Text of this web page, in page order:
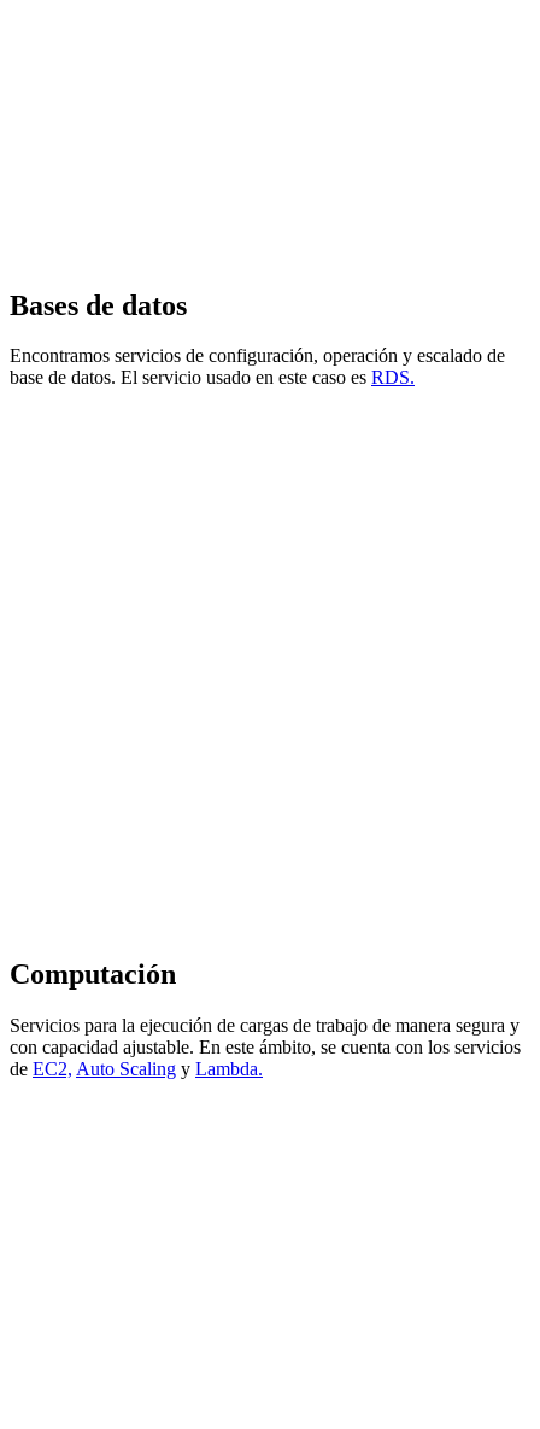
Bases de datos
Encontramos servicios de configuración, operación y escalado de
base de datos. El servicio usado en este caso es RDS.
Computación
Servicios para la ejecución de cargas de trabajo de manera segura y
con capacidad ajustable. En este ámbito, se cuenta con los servicios
de EC2, Auto Scaling y Lambda.